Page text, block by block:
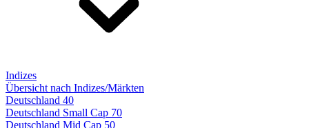
Indizes
Übersicht nach Indizes/Märkten
Deutschland 40
Deutschland Small Cap 70
Deutschland Mid Cap 50